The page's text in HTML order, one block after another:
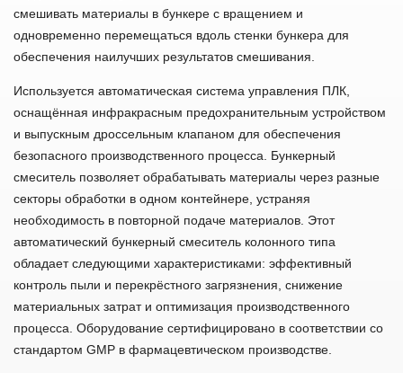
смешивать материалы в бункере с вращением и
одновременно перемещаться вдоль стенки бункера для
обеспечения наилучших результатов смешивания.
Используется автоматическая система управления ПЛК,
оснащённая инфракрасным предохранительным устройством
и выпускным дроссельным клапаном для обеспечения
безопасного производственного процесса. Бункерный
смеситель позволяет обрабатывать материалы через разные
секторы обработки в одном контейнере, устраняя
необходимость в повторной подаче материалов. Этот
автоматический бункерный смеситель колонного типа
обладает следующими характеристиками: эффективный
контроль пыли и перекрёстного загрязнения, снижение
материальных затрат и оптимизация производственного
процесса. Оборудование сертифицировано в соответствии со
стандартом GMP в фармацевтическом производстве.